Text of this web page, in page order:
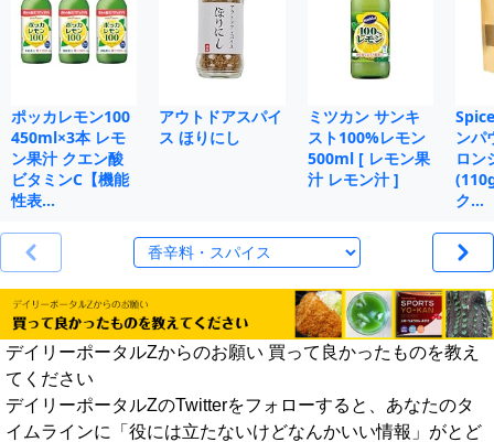
ポッカレモン100
450ml×3本 レモ
ン果汁 クエン酸
ビタミンC【機能
性表…
アウトドアスパイ
ス ほりにし
ミツカン サンキ
スト100%レモン
500ml [ レモン果
汁 レモン汁 ]
ンパ
ロン
ク…
デイリーポータルZからのお願い 買って良かったものを教え
てください
デイリーポータルZのTwitterをフォローすると、あなたのタ
イムラインに「役には立たないけどなんかいい情報」がとど